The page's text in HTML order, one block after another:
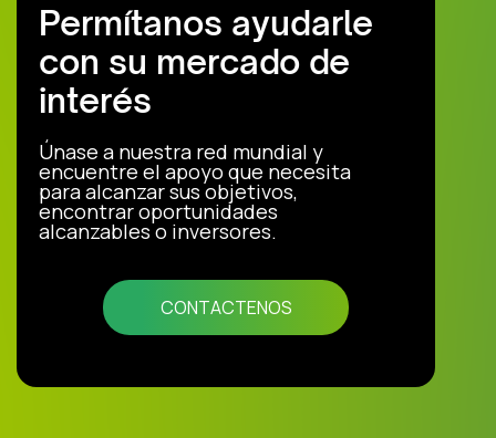
Permítanos ayudarle
con su mercado de
interés
Únase a nuestra red mundial y
encuentre el apoyo que necesita
para alcanzar sus objetivos,
encontrar oportunidades
alcanzables o inversores.
CONTACTENOS